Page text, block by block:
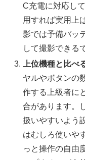
C充電に対応し
用すれば実用上
影では予備バッ
して撮影できる
上位機種と比べ
ヤルやボタンの
作する上級者に
合があります。
扱いやすいよう
はむしろ使いや
っと操作の自由